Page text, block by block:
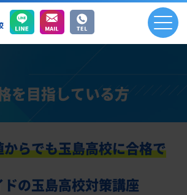
を目指している方
らでも玉島高校に合格で
の玉島高校対策講座